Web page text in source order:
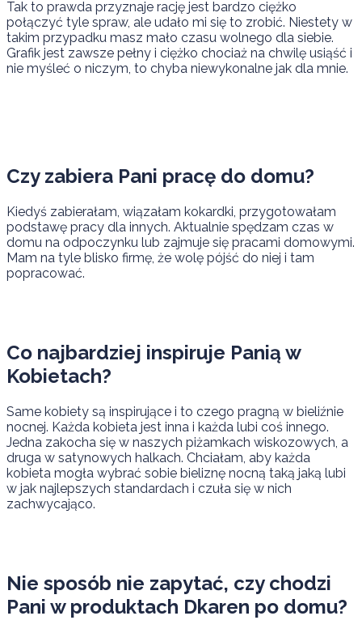
Tak to prawda przyznaje rację jest bardzo ciężko
połączyć tyle spraw, ale udało mi się to zrobić. Niestety w
takim przypadku masz mało czasu wolnego dla siebie.
Grafik jest zawsze pełny i ciężko chociaż na chwilę usiąść i
nie myśleć o niczym, to chyba niewykonalne jak dla mnie.
Czy zabiera Pani pracę do domu?
Kiedyś zabierałam, wiązałam kokardki, przygotowałam
podstawę pracy dla innych. Aktualnie spędzam czas w
domu na odpoczynku lub zajmuje się pracami domowymi.
Mam na tyle blisko firmę, że wolę pójść do niej i tam
popracować.
Co najbardziej inspiruje Panią w
Kobietach?
Same kobiety są inspirujące i to czego pragną w bieliźnie
nocnej. Każda kobieta jest inna i każda lubi coś innego.
Jedna zakocha się w naszych piżamkach wiskozowych, a
druga w satynowych halkach. Chciałam, aby każda
kobieta mogła wybrać sobie bieliznę nocną taką jaką lubi
w jak najlepszych standardach i czuła się w nich
zachwycająco.
Nie sposób nie zapytać, czy chodzi
Pani w produktach Dkaren po domu?